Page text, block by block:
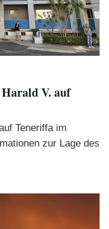
V. auf
Teneriffa im
zur Lage des